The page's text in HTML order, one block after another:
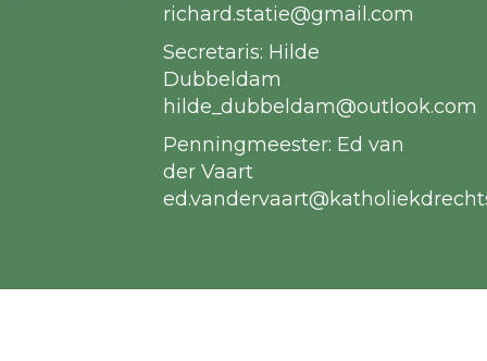
richard.statie@gmail.com
Secretaris: Hilde
Dubbeldam
hilde_dubbeldam@outlook.com
Penningmeester: Ed van
der Vaart